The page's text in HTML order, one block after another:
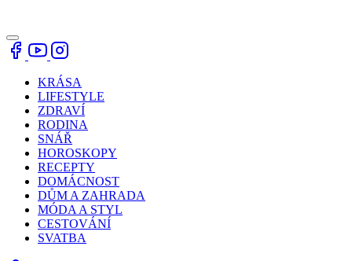
KRÁSA
LIFESTYLE
ZDRAVÍ
RODINA
SNÁŘ
HOROSKOPY
RECEPTY
DOMÁCNOST
DŮM A ZAHRADA
MÓDA A STYL
CESTOVÁNÍ
SVATBA